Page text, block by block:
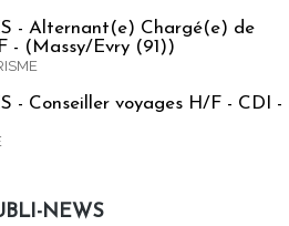
- Alternant(e) Chargé(e) de
- (Massy/Evry (91))
- Conseiller voyages H/F - CDI -
NEWS